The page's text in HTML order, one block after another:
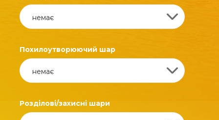
Похилоутворюючий шар
Розділові/захисні шари